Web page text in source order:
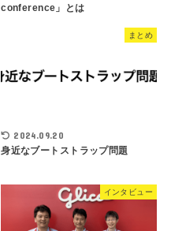
conference」とは
まとめ
2024.09.20
身近なブートストラップ問題
インタビュー